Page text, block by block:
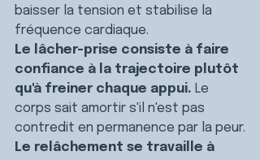
baisser la tension et stabilise la
fréquence cardiaque.
Le lâcher-prise consiste à faire
confiance à la trajectoire plutôt
qu'à freiner chaque appui. Le
corps sait amortir s'il n'est pas
contredit en permanence par la peur.
Le relâchement se travaille à